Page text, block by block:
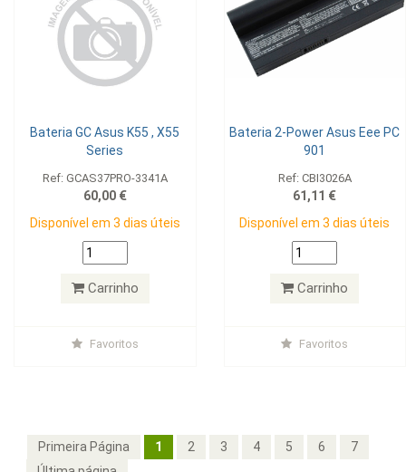
Bateria GC Asus K55 , X55
Series
Ref: GCAS37PRO-3341A
60,00 €
Disponível em 3 dias úteis
Carrinho
Favoritos
Bateria 2-Power Asus Eee PC
901
Ref: CBI3026A
61,11 €
Disponível em 3 dias úteis
Carrinho
Favoritos
Primeira Página 1 2 3 4 5 6
7